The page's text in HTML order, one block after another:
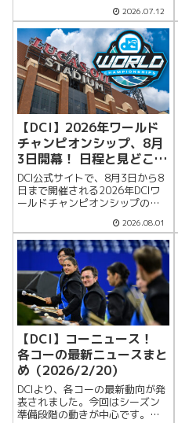
果が紹介された。ワールドクラ
スではブルーコーツが87.575点
で首位となり、2009年以来のカ
リ...
2026.07.12
【DCI】2026年ワールド
チャンピオンシップ、8月
3日開幕！ 日程と見どころ
（公式ニュース）
DCI公式サイトで、8月3日から8
日まで開催される2026年DCIワ
ールドチャンピオンシップのデ
された。大会ウィークには46の
ドラム＆ビューグル・コーが出
場し、オープンクラス、ワール
ドクラス、オールエイジクラス
の...
2026.08.01
【DCI】コーニュース！
各コーの最新ニュースまと
め（2026/2/20）
DCIより、各コーの最新動向が発
表されました。今回はシーズン
準備段階の動きが中心です。ブ